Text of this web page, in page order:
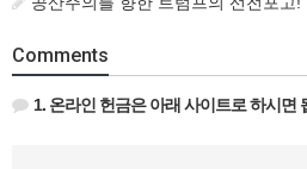
Comments
1. 온라인 헌금은 아래 사이트로 하시면 됩니다. https://